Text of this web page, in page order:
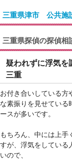
三重県津市 公共施
三重県探偵の探偵相
疑われずに浮気を
三重
お付き合いしている方
な素振りを見せている
ースが多いです。
もちろん、中には上
すが、浮気をしている
いので、